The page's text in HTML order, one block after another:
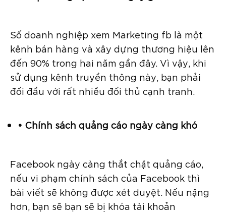
Số doanh nghiệp xem Marketing fb là một
kênh bán hàng và xây dựng thương hiệu lên
đến 90% trong hai năm gần đây. Vì vậy, khi
sử dụng kênh truyền thông này, bạn phải
đối đầu với rất nhiều đối thủ cạnh tranh.
• Chính sách quảng cáo ngày càng khó
Facebook ngày càng thắt chặt quảng cáo,
nếu vi phạm chính sách của Facebook thì
bài viết sẽ không được xét duyệt. Nếu nặng
hơn, bạn sẽ bạn sẽ bị khóa tài khoản